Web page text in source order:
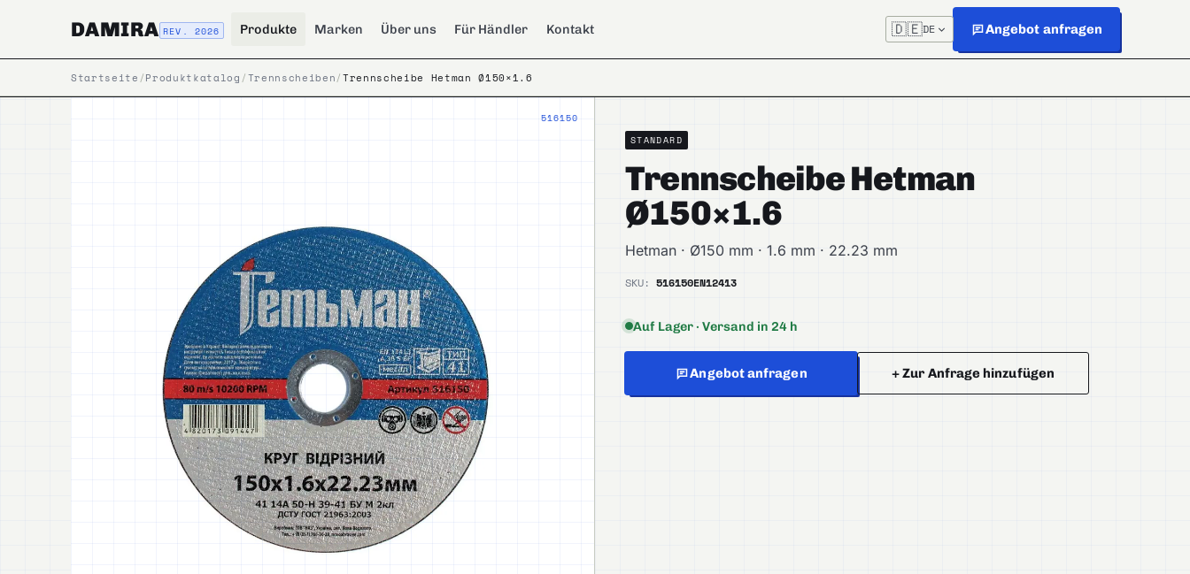
DAMIRA REV. 2026 Produkte Marken Über uns Für Händler Kontakt 🇩🇪DE Angebot anfragen
Startseite /Produktkatalog /Trennscheiben/Trennscheibe Hetman Ø150×1.6
516150
STANDARD
Trennscheibe Hetman
Ø150×1.6
Hetman · Ø150 mm · 1.6 mm · 22.23 mm
SKU: 516150EN12413
Auf Lager · Versand in 24 h
Angebot anfragen + Zur Anfrage hinzufügen